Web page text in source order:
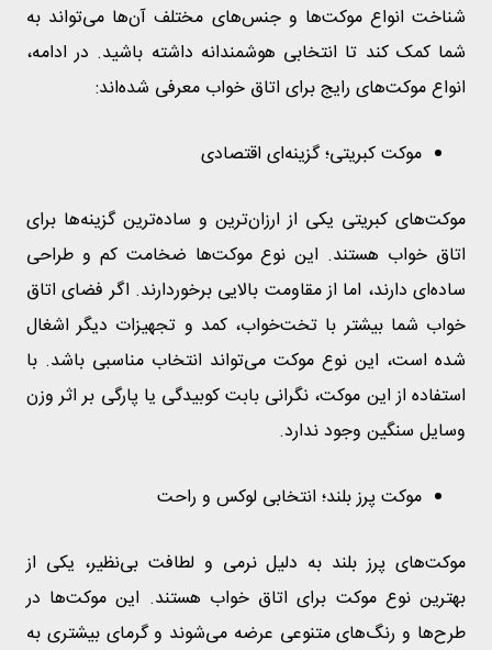
شناخت انواع موکت‌ها و جنس‌های مختلف آن‌ها می‌تواند به
شما کمک کند تا انتخابی هوشمندانه داشته باشید. در ادامه،
انواع موکت‌های رایج برای اتاق‌ خواب معرفی شده‌اند:
موکت کبریتی؛ گزینه‌ای اقتصادی
موکت‌های کبریتی یکی از ارزان‌ترین و ساده‌ترین گزینه‌ها برای
اتاق‌ خواب هستند. این نوع موکت‌ها ضخامت کم و طراحی
ساده‌ای دارند، اما از مقاومت بالایی برخوردارند. اگر فضای اتاق‌
خواب شما بیشتر با تخت‌خواب، کمد و تجهیزات دیگر اشغال
شده است، این نوع موکت می‌تواند انتخاب مناسبی باشد. با
استفاده از این موکت، نگرانی بابت کوبیدگی یا پارگی بر اثر وزن
وسایل سنگین وجود ندارد.
موکت پرز بلند؛ انتخابی لوکس و راحت
موکت‌های پرز بلند به دلیل نرمی و لطافت بی‌نظیر، یکی از
بهترین نوع موکت برای اتاق خواب هستند. این موکت‌ها در
طرح‌ها و رنگ‌های متنوعی عرضه می‌شوند و گرمای بیشتری به